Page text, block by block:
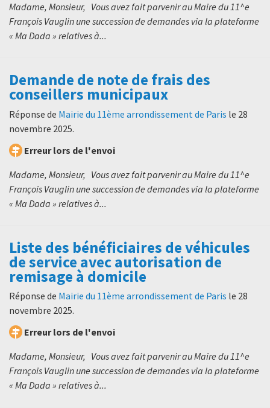
Madame, Monsieur, Vous avez fait parvenir au Maire du 11^e
François Vauglin une succession de demandes via la plateforme
« Ma Dada » relatives à...
Demande de note de frais des
conseillers municipaux
Réponse de Mairie du 11ème arrondissement de Paris le 28
novembre 2025.
Erreur lors de l'envoi
Madame, Monsieur, Vous avez fait parvenir au Maire du 11^e
François Vauglin une succession de demandes via la plateforme
« Ma Dada » relatives à...
Liste des bénéficiaires de véhicules
de service avec autorisation de
remisage à domicile
Réponse de Mairie du 11ème arrondissement de Paris le 28
novembre 2025.
Erreur lors de l'envoi
Madame, Monsieur, Vous avez fait parvenir au Maire du 11^e
François Vauglin une succession de demandes via la plateforme
« Ma Dada » relatives à...